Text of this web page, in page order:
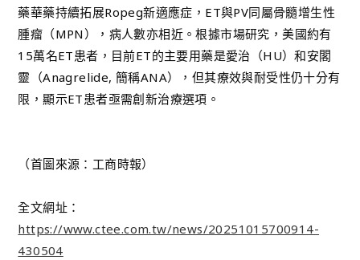
藥華藥持續拓展Ropeg新適應症，ET與PV同屬骨髓增生性
腫瘤（MPN），病人數亦相近。根據市場研究，美國約有
15萬名ET患者，目前ET的主要用藥是愛治（HU）和安閣
靈（Anagrelide, 簡稱ANA），但其療效與耐受性仍十分有
限，顯示ET患者亟需創新治療選項。
（首圖來源：工商時報）
全文網址：
https://www.ctee.com.tw/news/20251015700914-
430504